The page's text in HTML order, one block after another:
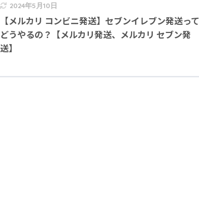
2024年5月10日
【メルカリ コンビニ発送】セブンイレブン発送って
どうやるの？【メルカリ発送、メルカリ セブン発
送】